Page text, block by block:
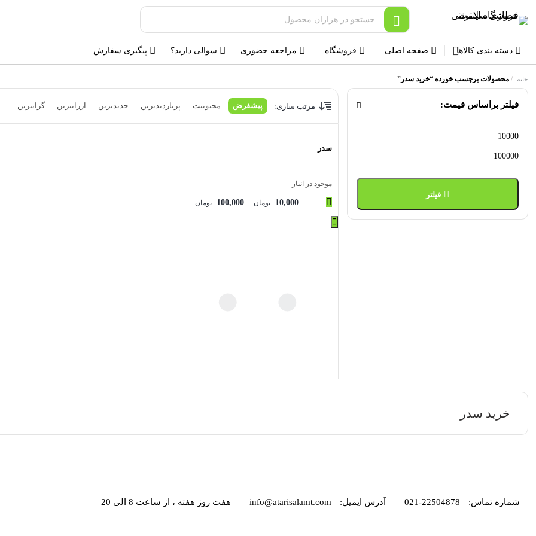
دسته بندی کالاها صفحه اصلی فروشگاه مراجعه حضوری سوالی دارید؟ پیگیری سفارش
خانه /محصولات برچسب خورده “خرید سدر”
فیلتر براساس قیمت:
حداقل
قیمت
حداکثر
قیمت
فیلتر
مرتب سازی: پیشفرض محبوبیت پربازدیدترین جدیدترین ارزانترین گرانترین
سدر
موجود در انبار
10,000 تومان–
100,000 تومان
خرید سدر
شماره تماس: 22504878-021
| آدرس ایمیل: info@atarisalamt.com
| هفت روز هفته ، از ساعت 8 الی 20